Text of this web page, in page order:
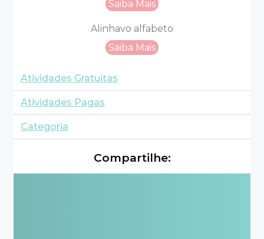
Saiba Mais
Alinhavo alfabeto
Saiba Mais
Atividades Gratuitas
Atividades Pagas
Categoria
Compartilhe: